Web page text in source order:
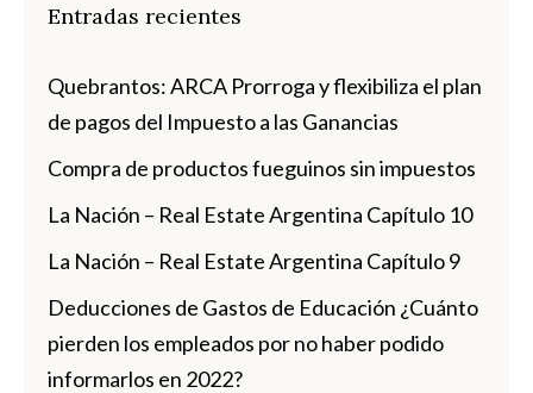
Entradas recientes
Quebrantos: ARCA Prorroga y flexibiliza el plan
de pagos del Impuesto a las Ganancias
Compra de productos fueguinos sin impuestos
La Nación – Real Estate Argentina Capítulo 10
La Nación – Real Estate Argentina Capítulo 9
Deducciones de Gastos de Educación ¿Cuánto
pierden los empleados por no haber podido
informarlos en 2022?